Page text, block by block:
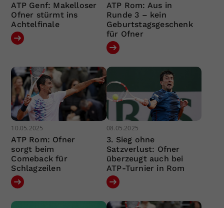
ATP Genf: Makelloser
Ofner stürmt ins
Achtelfinale
ATP Rom: Aus in
Runde 3 – kein
Geburtstagsgeschenk
für Ofner
10.05.2025
ATP Rom: Ofner
sorgt beim
Comeback für
Schlagzeilen
08.05.2025
3. Sieg ohne
Satzverlust: Ofner
überzeugt auch bei
ATP-Turnier in Rom